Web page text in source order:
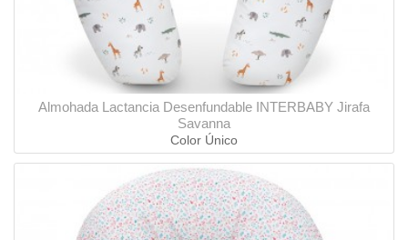
Almohada Lactancia Desenfundable INTERBABY Jirafa
Savanna
Color Único